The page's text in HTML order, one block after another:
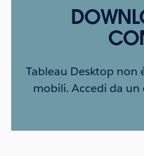
Tableau Desktop non
mobili. Accedi da